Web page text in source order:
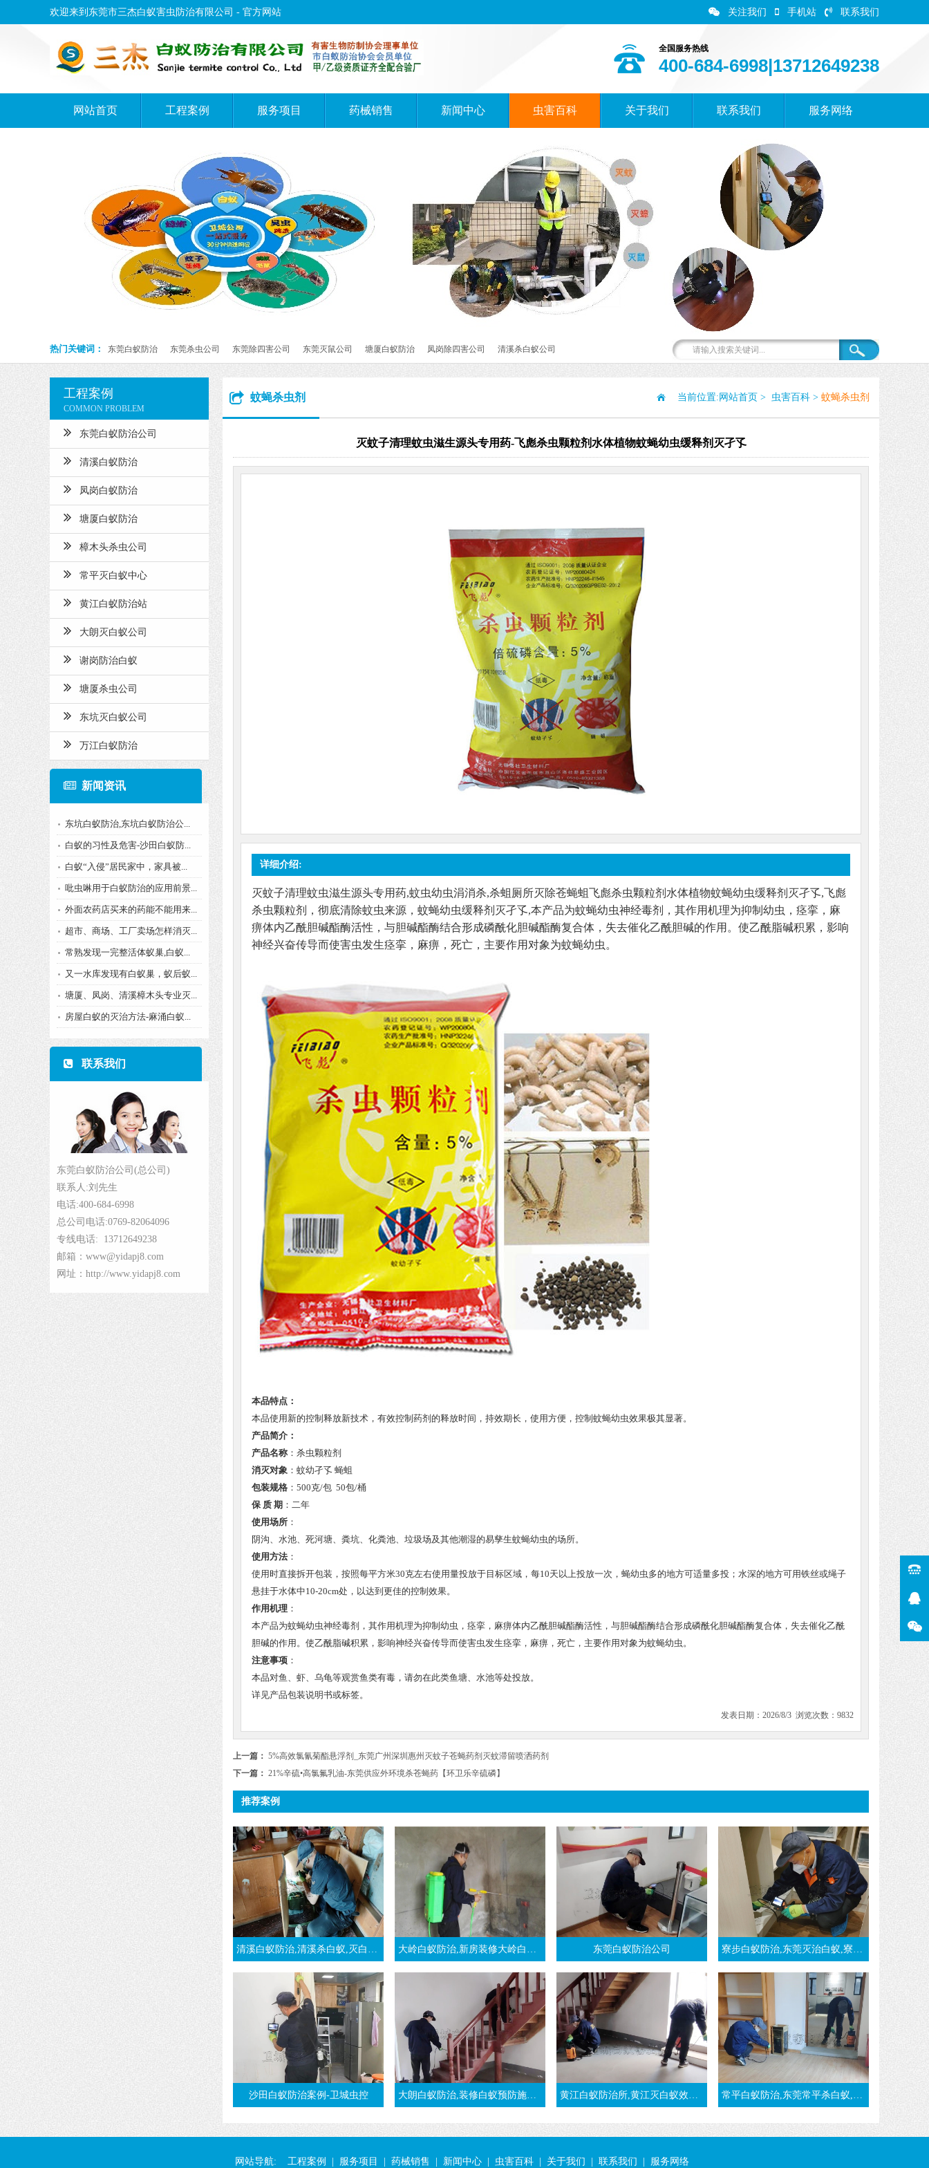
欢迎来到东莞市三杰白蚁害虫防治有限公司 - 官方网站 关注我们 手机站 联系我们
全国服务热线
400-684-6998|13712649238
网站首页 工程案例 服务项目 药械销售 新闻中心 虫害百科 关于我们 联系我们 服务网络
热门关键词： 东莞白蚁防治 东莞杀虫公司 东莞除四害公司 东莞灭鼠公司 塘厦白蚁防治 凤岗除四害公司 清溪杀白蚁公司
工程案例
COMMON PROBLEM
东莞白蚁防治公司
清溪白蚁防治
凤岗白蚁防治
塘厦白蚁防治
樟木头杀虫公司
常平灭白蚁中心
黄江白蚁防治站
大朗灭白蚁公司
谢岗防治白蚁
塘厦杀虫公司
东坑灭白蚁公司
万江白蚁防治
新闻资讯
东坑白蚁防治,东坑白蚁防治公...
白蚁的习性及危害-沙田白蚁防...
白蚁“入侵”居民家中，家具被...
吡虫啉用于白蚁防治的应用前景...
外面农药店买来的药能不能用来...
超市、商场、工厂卖场怎样消灭...
常熟发现一完整活体蚁巢,白蚁...
又一水库发现有白蚁巢，蚁后蚁...
塘厦、凤岗、清溪樟木头专业灭...
房屋白蚁的灭治方法-麻涌白蚁...
联系我们
东莞白蚁防治公司(总公司)
联系人:刘先生
电话:400-684-6998
总公司电话:0769-82064096
专线电话: 13712649238
邮箱：www@yidapj8.com
网址：http://www.yidapj8.com
蚊蝇杀虫剂 当前位置: 网站首页 > 虫害百科 > 蚊蝇杀虫剂
灭蚊子清理蚊虫滋生源头专用药-飞彪杀虫颗粒剂水体植物蚊蝇幼虫缓释剂灭孑孓
详细介绍:
灭蚊子清理蚊虫滋生源头专用药,蚊虫幼虫涓消杀,杀蛆厕所灭除苍蝇蛆飞彪杀虫颗粒剂水体植物蚊蝇幼虫缓释剂灭孑孓,飞彪
杀虫颗粒剂，彻底清除蚊虫来源，蚊蝇幼虫缓释剂灭孑孓,本产品为蚊蝇幼虫神经毒剂，其作用机理为抑制幼虫，痉挛，麻
痹体内乙酰胆碱酯酶活性，与胆碱酯酶结合形成磷酰化胆碱酯酶复合体，失去催化乙酰胆碱的作用。使乙酰脂碱积累，影响
神经兴奋传导而使害虫发生痉挛，麻痹，死亡，主要作用对象为蚊蝇幼虫。
本品特点：
本品使用新的控制释放新技术，有效控制药剂的释放时间，持效期长，使用方便，控制蚊蝇幼虫效果极其显著。
产品简介：
产品名称 ：杀虫颗粒剂
消灭对象 ：蚊幼孑孓 蝇蛆
包装规格 ：500克/包 50包/桶
保 质 期 ：二年
使用场所 ：
阴沟、水池、死河塘、粪坑、化粪池、垃圾场及其他潮湿的易孳生蚊蝇幼虫的场所。
使用方法 ：
使用时直接拆开包装，按照每平方米30克左右使用量投放于目标区域，每10天以上投放一次，蝇幼虫多的地方可适量多投；水深的地方可用铁丝或绳子
悬挂于水体中10-20cm处，以达到更佳的控制效果。
作用机理 ：
本产品为蚊蝇幼虫神经毒剂，其作用机理为抑制幼虫，痉挛，麻痹体内乙酰胆碱酯酶活性，与胆碱酯酶结合形成磷酰化胆碱酯酶复合体，失去催化乙酰
胆碱的作用。使乙酰脂碱积累，影响神经兴奋传导而使害虫发生痉挛，麻痹，死亡，主要作用对象为蚊蝇幼虫。
注意事项 ：
本品对鱼、虾、乌龟等观赏鱼类有毒，请勿在此类鱼塘、水池等处投放。
详见产品包装说明书或标签。
发表日期：2026/8/3 浏览次数：9832
上一篇： 5%高效氯氰菊酯悬浮剂_东莞广州深圳惠州灭蚊子苍蝇药剂灭蚊滞留喷洒药剂
下一篇： 21%辛硫•高氯氟乳油-东莞供应外环境杀苍蝇药【环卫乐辛硫磷】
推荐案例
清溪白蚁防治,清溪杀白蚁,灭白蚁,治白蚁,清溪白蚁防治,清溪白蚁预防-东莞清溪白蚁公司 大岭白蚁防治,新房装修大岭白蚁预防案例-东莞大岭白蚁公司 东莞白蚁防治公司 寮步白蚁防治,东莞灭治白蚁,寮步白蚁预防-东莞万江消杀白蚁公司
沙田白蚁防治案例-卫城虫控 大朗白蚁防治,装修白蚁预防施工方法-东莞大朗灭白蚁公司 黄江白蚁防治所,黄江灭白蚁效果好-东莞黄江镇白蚁公司 常平白蚁防治,东莞常平杀白蚁,治白蚁公司
网站导航: 工程案例 服务项目 药械销售 新闻中心 虫害百科 关于我们 联系我们 服务网络